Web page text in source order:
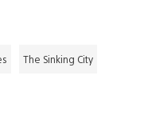
The Sinking City